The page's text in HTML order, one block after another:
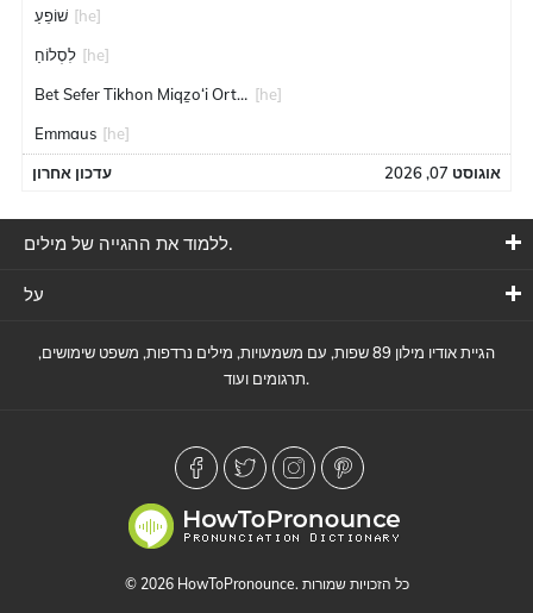
שׁוֹפֵעַ [he]
לִסְלוֹחַ [he]
Bet Sefer Tikhon Miqẕo‘i Ort Ebin
[he]
Emmaus [he]
עדכון אחרון אוגוסט 07, 2026
ללמוד את ההגייה של מילים.
על
הגיית אודיו מילון 89 שפות, עם משמעויות, מילים נרדפות, משפט שימושים,
תרגומים ועוד.
© 2026 HowToPronounce. כל הזכויות שמורות